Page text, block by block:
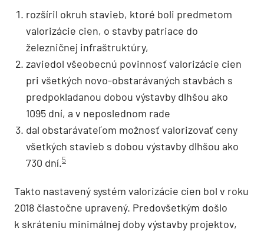
rozšíril okruh stavieb, ktoré boli predmetom
valorizácie cien, o stavby patriace do
železničnej infraštruktúry,
zaviedol všeobecnú povinnosť valorizácie cien
pri všetkých novo-obstarávaných stavbách s
predpokladanou dobou výstavby dlhšou ako
1095 dní, a v neposlednom rade
dal obstarávateľom možnosť valorizovať ceny
všetkých stavieb s dobou výstavby dlhšou ako
730 dní.5
Takto nastavený systém valorizácie cien bol v roku
2018 čiastočne upravený. Predovšetkým došlo
k skráteniu minimálnej doby výstavby projektov,